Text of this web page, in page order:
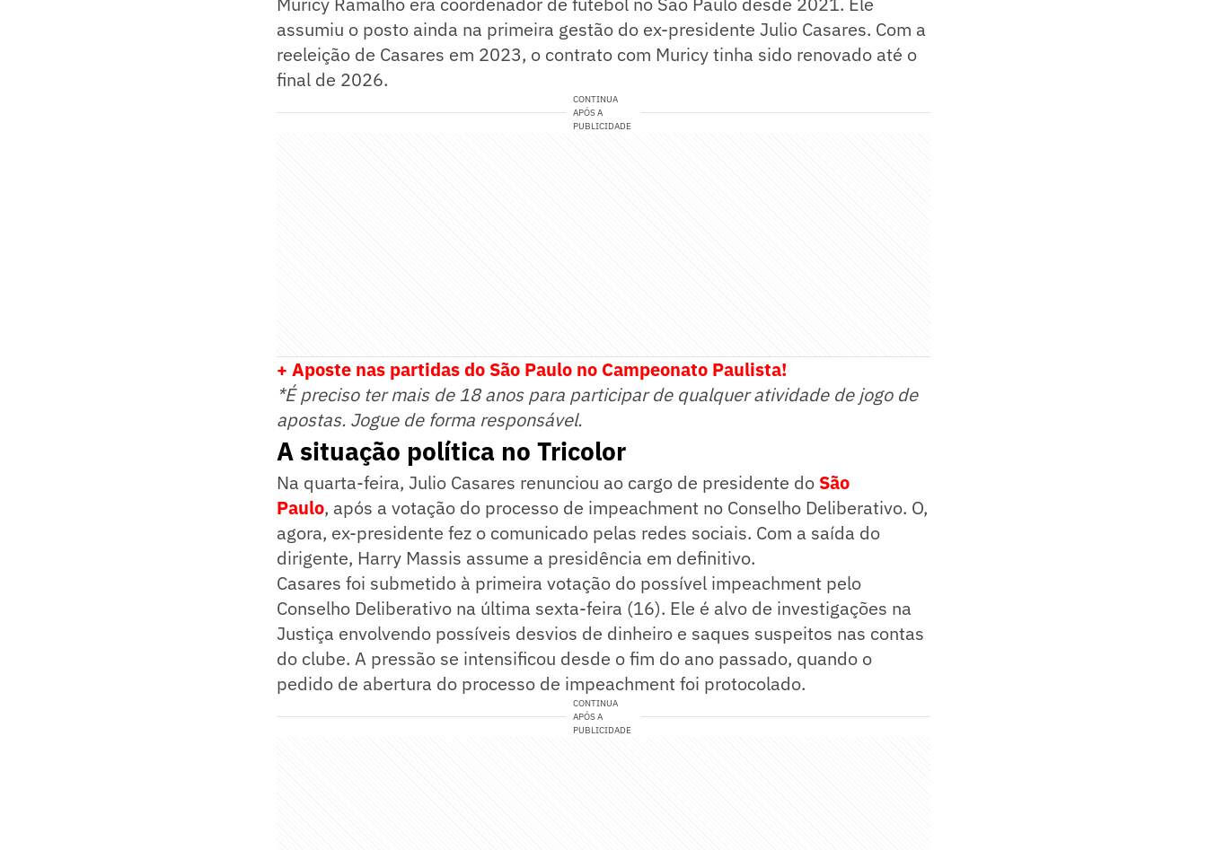
assumiu o posto ainda na primeira gestão do ex-presidente Julio Casares. Com a
reeleição de Casares em 2023, o contrato com Muricy tinha sido renovado até o
final de 2026.
CONTINUA
APÓS A
PUBLICIDADE
+ Aposte nas partidas do São Paulo no Campeonato Paulista!
*É preciso ter mais de 18 anos para participar de qualquer atividade de jogo de
apostas. Jogue de forma responsável.
A situação política no Tricolor
Na quarta-feira, Julio Casares renunciou ao cargo de presidente do São
Paulo, após a votação do processo de impeachment no Conselho Deliberativo. O,
agora, ex-presidente fez o comunicado pelas redes sociais. Com a saída do
dirigente, Harry Massis assume a presidência em definitivo.
Casares foi submetido à primeira votação do possível impeachment pelo
Conselho Deliberativo na última sexta-feira (16). Ele é alvo de investigações na
Justiça envolvendo possíveis desvios de dinheiro e saques suspeitos nas contas
do clube. A pressão se intensificou desde o fim do ano passado, quando o
pedido de abertura do processo de impeachment foi protocolado.
CONTINUA
APÓS A
PUBLICIDADE